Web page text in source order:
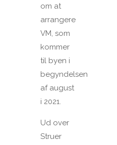
om at
arrangere
VM, som
kommer
til byen i
begyndelsen
af august
i 2021.
Ud over
Struer